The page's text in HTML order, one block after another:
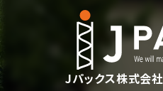
Jパックス株式会社